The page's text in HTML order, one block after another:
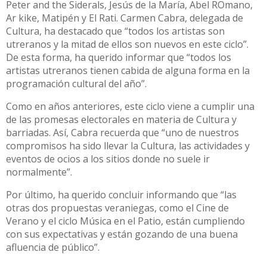
Peter and the Siderals, Jesús de la María, Abel ROmano,
Ar kike, Matipén y El Rati. Carmen Cabra, delegada de
Cultura, ha destacado que “todos los artistas son
utreranos y la mitad de ellos son nuevos en este ciclo”.
De esta forma, ha querido informar que “todos los
artistas utreranos tienen cabida de alguna forma en la
programación cultural del año”.
Como en años anteriores, este ciclo viene a cumplir una
de las promesas electorales en materia de Cultura y
barriadas. Así, Cabra recuerda que “uno de nuestros
compromisos ha sido llevar la Cultura, las actividades y
eventos de ocios a los sitios donde no suele ir
normalmente”.
Por último, ha querido concluir informando que “las
otras dos propuestas veraniegas, como el Cine de
Verano y el ciclo Música en el Patio, están cumpliendo
con sus expectativas y están gozando de una buena
afluencia de público”.